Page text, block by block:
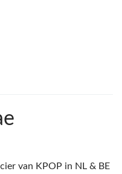
van KPOP in NL & BE